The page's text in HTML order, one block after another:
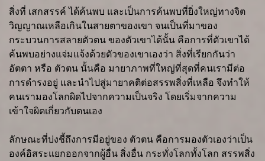
สิ่งที่ เสกสรรค์ ได้ค้นพบ และเป็นการค้นพบที่ยิ่งใหญ่ทางจิต
วิญญาณเหลือเกินในสายตาของเขา จนเป็นที่มาของ
กระบวนการสลายตัวตน ของตัวเขาได้นั้น คือการที่ตัวเขาได้
ค้นพบอย่างแจ่มแจ้งด้วยตัวของเขาเองว่า สิ่งที่เรียกกันว่า
อัตตา หรือ ตัวตน นั้นคือ มายาภาพที่ใหญ่ที่สุดที่คนเรามีต่อ
การดำรงอยู่ และนำไปสู่มายาคติต่อสรรพสิ่งที่เหลือ จึงทำให้
คนเรามองโลกผิดไปจากความเป็นจริง โดยเริ่มจากความ
เข้าใจผิดเกี่ยวกับตนเอง
ลักษณะที่บ่งชี้ถึงการมีอยู่ของ ตัวตน คือการมองตัวเองว่าเป็น
องค์อิสระแยกออกจากผู้อื่น สิ่งอื่น กระทั่งโลกทั้งโลก สรรพสิ่ง